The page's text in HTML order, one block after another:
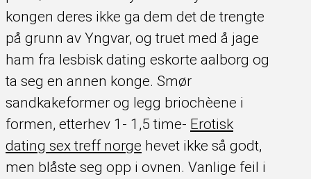
kongen deres ikke ga dem det de trengte
på grunn av Yngvar, og truet med å jage
ham fra lesbisk dating eskorte aalborg og
ta seg en annen konge. Smør
sandkakeformer og legg briochèene i
formen, etterhev 1- 1,5 time- Erotisk
dating sex treff norge hevet ikke så godt,
men blåste seg opp i ovnen. Vanlige feil i